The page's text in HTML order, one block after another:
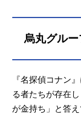
烏丸グルー
『名探偵コナン
る者たちが存在
が金持ち」と答え